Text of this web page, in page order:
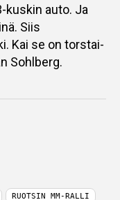
kuskin auto. Ja
Siis
Kai se on torstai-
Sohlberg.
RUOTSIN MM-RALLI